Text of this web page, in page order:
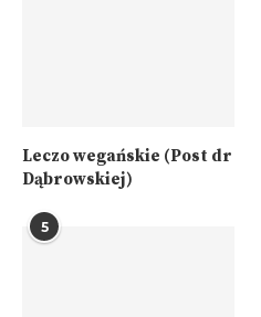
Leczo wegańskie (Post dr
Dąbrowskiej)
5